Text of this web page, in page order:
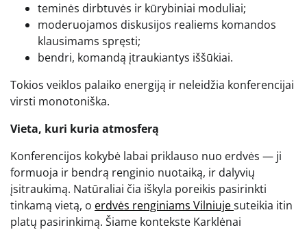
teminės dirbtuvės ir kūrybiniai moduliai;
moderuojamos diskusijos realiems komandos
klausimams spręsti;
bendri, komandą įtraukiantys iššūkiai.
Tokios veiklos palaiko energiją ir neleidžia konferencijai
virsti monotoniška.
Vieta, kuri kuria atmosferą
Konferencijos kokybė labai priklauso nuo erdvės — ji
formuoja ir bendrą renginio nuotaiką, ir dalyvių
įsitraukimą. Natūraliai čia iškyla poreikis pasirinkti
tinkamą vietą, o erdvės renginiams Vilniujesuteikia itin
platų pasirinkimą. Šiame kontekste Karklėnai